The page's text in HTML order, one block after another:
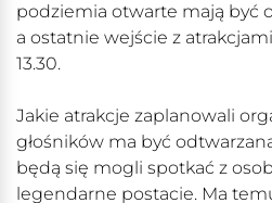
podziemia otwarte mają być
a ostatnie wejście z
13.30.
Jakie atrakcje zaplanowali
głośników ma być
będą się mogli spotkać z
legendarne postacie. Ma